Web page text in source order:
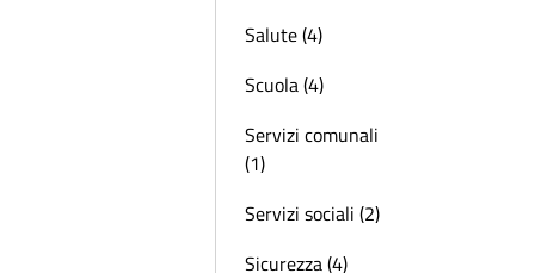
Salute (4)
Scuola (4)
Servizi comunali
(1)
Servizi sociali (2)
Sicurezza (4)